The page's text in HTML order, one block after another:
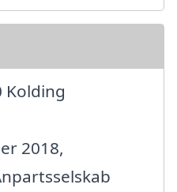
Kolding
2018,